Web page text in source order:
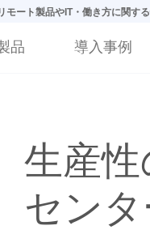
モート製品やIT・働き方に関す
品 導入事例
生産
セン